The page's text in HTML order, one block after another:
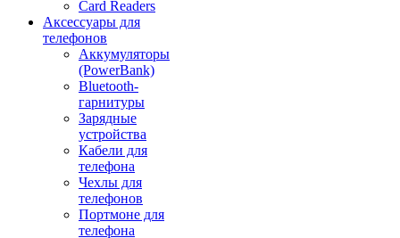
Card Readers
Аксессуары для
телефонов
Аккумуляторы
(PowerBank)
Bluetooth-
гарнитуры
Зарядные
устройства
Кабели для
телефона
Чехлы для
телефонов
Портмоне для
телефона